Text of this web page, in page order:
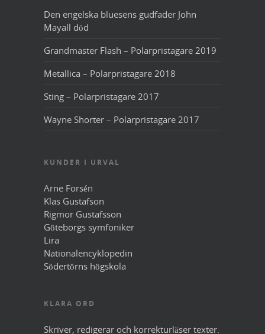
Den engelska bluesens gudfader John
Mayall död
Grandmaster Flash – Polarpristagare 2019
Metallica – Polarpristagare 2018
Sting – Polarpristagare 2017
Wayne Shorter – Polarpristagare 2017
KUNDER I URVAL
Arne Forsén
Klas Gustafson
Rigmor Gustafsson
Göteborgs symfoniker
Lira
Nationalencyklopedin
Södertörns högskola
KLARA ORD
Skriver, redigerar och korrekturläser texter.